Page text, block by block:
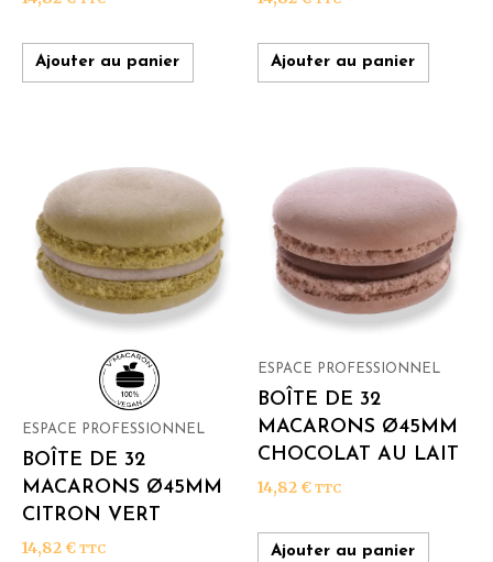
Ajouter au panier Ajouter au panier
ESPACE PROFESSIONNEL
BOÎTE DE 32
MACARONS Ø45MM
CITRON VERT
14,82 € TTC
ESPACE PROFESSIONNEL
BOÎTE DE 32
MACARONS Ø45MM
CHOCOLAT AU LAIT
14,82 € TTC
Ajouter au panier